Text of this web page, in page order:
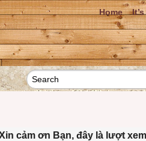
Home
cảm ơn Bạn, đây là lượt xem